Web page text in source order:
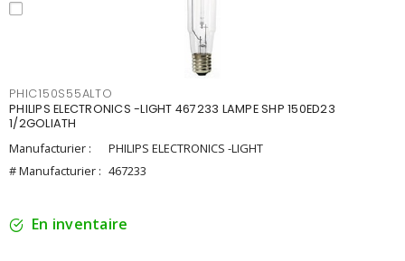
PHIC150S55ALTO
PHILIPS ELECTRONICS -LIGHT 467233 LAMPE SHP 150ED23
1/2GOLIATH
Manufacturier :
PHILIPS ELECTRONICS -LIGHT
# Manufacturier : 467233
En inventaire